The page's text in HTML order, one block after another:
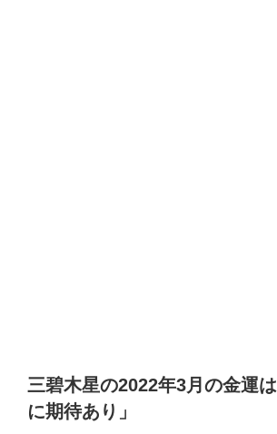
三碧木星の2022年3月の金運
に期待あり」